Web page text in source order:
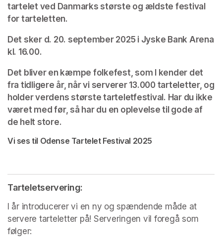
tartelet ved Danmarks største og ældste festival
for tarteletten.
Det sker d. 20. september 2025 i Jyske Bank Arena
kl. 16.00.
Det bliver en kæmpe folkefest, som I kender det
fra tidligere år, når vi serverer 13.000 tarteletter, og
holder verdens største tarteletfestival. Har du ikke
været med før, så har du en oplevelse til gode af
de helt store.
Vi ses til Odense Tartelet Festival 2025
Tarteletservering:
I år introducerer vi en ny og spændende måde at
servere tarteletter på! Serveringen vil foregå som
følger: